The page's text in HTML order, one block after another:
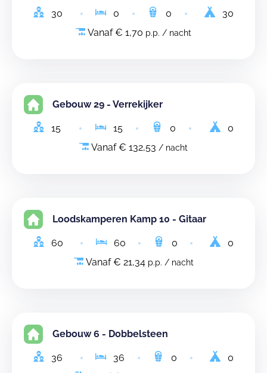
30 0 0
30
Vanaf € 1,70 p.p. / nacht
Gebouw 29 - Verrekijker
15 15 0
0
Vanaf € 132,53 / nacht
Loodskamperen Kamp 10 - Gitaar
60 60 0
0
Vanaf € 21,34 p.p. / nacht
Gebouw 6 - Dobbelsteen
36 36 0
0